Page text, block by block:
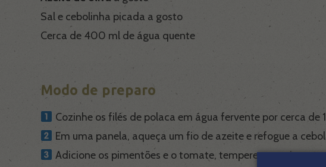
Sal e cebolinha picada a gosto
Cerca de 400 ml de água quente
Modo de preparo
Cozinhe os filés de polaca em água fervente por cerca de
Em uma panela, aqueça um fio de azeite e refogue a
Adicione os pimentões e o tomate, tempere com